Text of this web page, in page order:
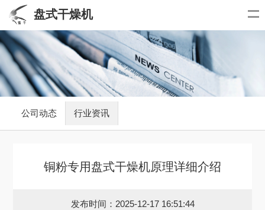
盘式干燥机
公司动态 行业资讯
铜粉专用盘式干燥机原理详细介绍
发布时间：2025-12-17 16:51:44